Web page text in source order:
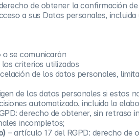
de obtener la confirmación
a sus Datos personales,
o se comunicarán
criterios utilizados
de los datos personales,
de los datos personales si estos
automatizado, incluida la
derecho de obtener, sin retraso
incompletos;
– artículo 17 del RGPD: derecho de